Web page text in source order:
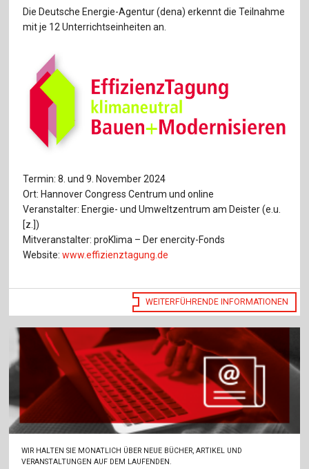
Die Deutsche Energie-Agentur (dena) erkennt die Teilnahme
mit je 12 Unterrichtseinheiten an.
Termin: 8. und 9. November 2024
Ort: Hannover Congress Centrum und online
Veranstalter: Energie- und Umweltzentrum am Deister (e.u.
[z.])
Mitveranstalter: proKlima – Der enercity-Fonds
Website:www.effizienztagung.de
WEITERFÜHRENDE INFORMATIONEN
WIR HALTEN SIE MONATLICH ÜBER NEUE BÜCHER, ARTIKEL UND
VERANSTALTUNGEN AUF DEM LAUFENDEN.